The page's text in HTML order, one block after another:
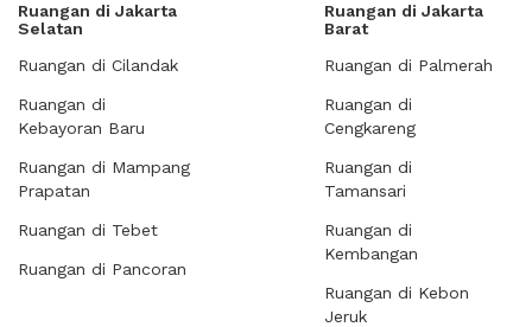
Ruangan di Jakarta
Selatan
Ruangan di Cilandak
Ruangan di
Kebayoran Baru
Ruangan di Mampang
Prapatan
Ruangan di Tebet
Ruangan di Pancoran
Ruangan di Jakarta
Barat
Ruangan di Palmerah
Ruangan di
Cengkareng
Ruangan di
Tamansari
Ruangan di
Kembangan
Ruangan di Kebon
Jeruk